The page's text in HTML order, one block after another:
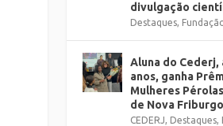
divulgação
Destaques,
Aluna do Cederj,
anos, ganha
Mulheres
de Nova Friburgo
CEDERJ, Destaques,